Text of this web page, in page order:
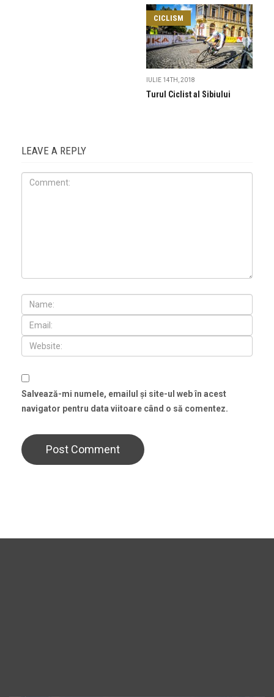
CICLISM
IULIE 14TH, 2018
Turul Ciclist al Sibiului
LEAVE A REPLY
Salvează-mi numele, emailul și site-ul web în acest
navigator pentru data viitoare când o să comentez.